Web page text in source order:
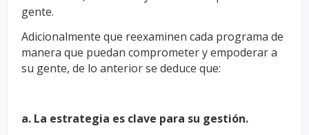
gente.
Adicionalmente que reexaminen cada programa de
manera que puedan comprometer y empoderar a
su gente, de lo anterior se deduce que:
a. La estrategia es clave para su gestión.